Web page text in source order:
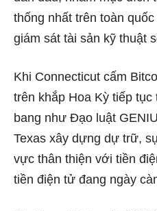
thống nhất trên toàn
giám sát tài sản kỹ thuật
Khi Connecticut cấm
trên khắp Hoa Kỳ tiếp
bang như Đạo luật
Texas xây dựng dự trữ,
vực thân thiện với tiền
tiền điện tử đang ngày